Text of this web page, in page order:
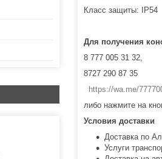
Класс защиты: IP54
Для получения
8 777 005 31 32,
8727 290 87 35
https://wa.me/
либо нажмите на
Условия доставки
Доставка по
Услуги